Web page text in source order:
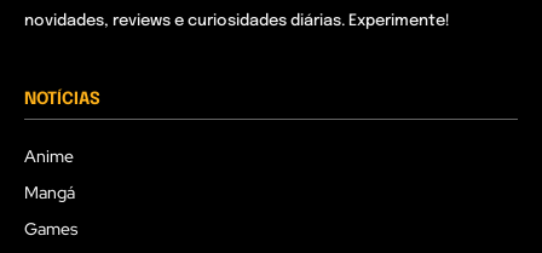
novidades, reviews e curiosidades diárias. Experimente!
NOTÍCIAS
Anime
Mangá
Games